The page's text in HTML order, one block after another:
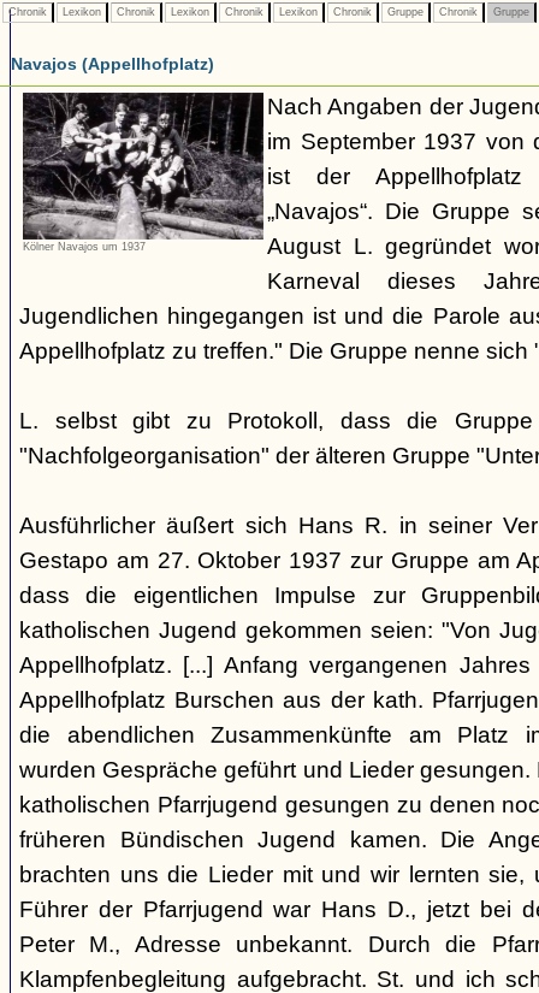
Chronik Lexikon Chronik Lexikon Chronik Lexikon Chronik Gruppe Chronik Gruppe
Navajos (Appellhofplatz)
Kölner Navajos um 1937
Nach Angaben der
im September 1937 von
ist der
„Navajos“. Die Gruppe
August L. gegründet
Karneval dieses
Jugendlichen hingegangen ist und die Parole
Appellhofplatz zu treffen." Die Gruppe nenne sich
L. selbst gibt zu Protokoll, dass die Gruppe
"Nachfolgeorganisation" der älteren Gruppe
Ausführlicher äußert sich Hans R. in seiner
Gestapo am 27. Oktober 1937 zur Gruppe am
dass die eigentlichen Impulse zur
katholischen Jugend gekommen seien: "Von
Appellhofplatz. [...] Anfang vergangenen
Appellhofplatz Burschen aus der kath.
die abendlichen Zusammenkünfte am Platz
wurden Gespräche geführt und Lieder
katholischen Pfarrjugend gesungen zu denen
früheren Bündischen Jugend kamen. Die
brachten uns die Lieder mit und wir lernten sie,
Führer der Pfarrjugend war Hans D., jetzt bei
Peter M., Adresse unbekannt. Durch die
Klampfenbegleitung aufgebracht. St. und ich